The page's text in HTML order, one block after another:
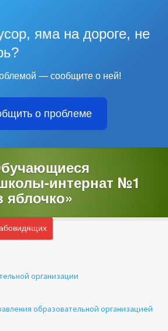
яма на дороге, не
— сообщите о ней!
о проблеме
интернат №1
яблочко»
организации
образовательной организацией